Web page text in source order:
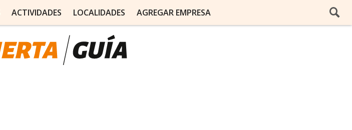
ACTIVIDADES LOCALIDADES AGREGAR EMPRESA